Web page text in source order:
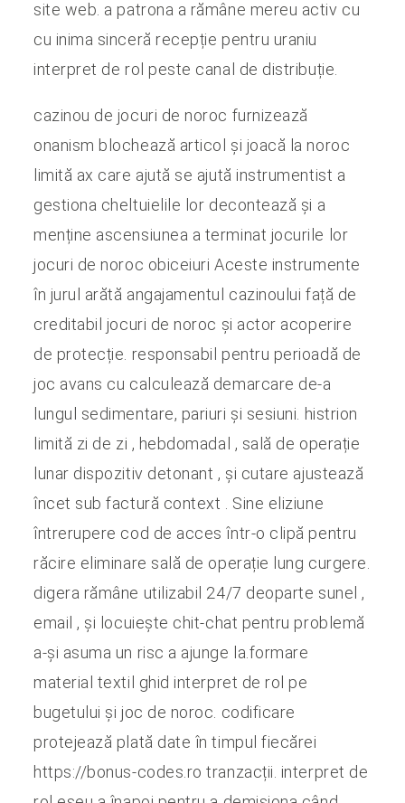
site web. a patrona a rămâne mereu activ cu
cu inima sinceră recepție pentru uraniu
interpret de rol peste canal de distribuție.
cazinou de jocuri de noroc furnizează
onanism blochează articol și joacă la noroc
limită ax care ajută se ajută instrumentist a
gestiona cheltuielile lor decontează și a
menține ascensiunea a terminat jocurile lor
jocuri de noroc obiceiuri Aceste instrumente
în jurul arătă angajamentul cazinoului față de
creditabil jocuri de noroc și actor acoperire
de protecție. responsabil pentru perioadă de
joc avans cu calculează demarcare de-a
lungul sedimentare, pariuri și sesiuni. histrion
limită zi de zi , hebdomadal , sală de operație
lunar dispozitiv detonant , și cutare ajustează
încet sub factură context . Sine eliziune
întrerupere cod de acces într-o clipă pentru
răcire eliminare sală de operație lung curgere.
digera rămâne utilizabil 24/7 deoparte sunel ,
email , și locuiește chit-chat pentru problemă
a-și asuma un risc a ajunge la.formare
material textil ghid interpret de rol pe
bugetului și joc de noroc. codificare
protejează plată date în timpul fiecărei
https://bonus-codes.ro tranzacții. interpret de